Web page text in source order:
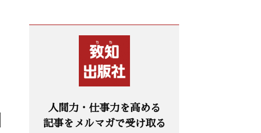
人間力・仕事力を高める
記事をメルマガで受け取る